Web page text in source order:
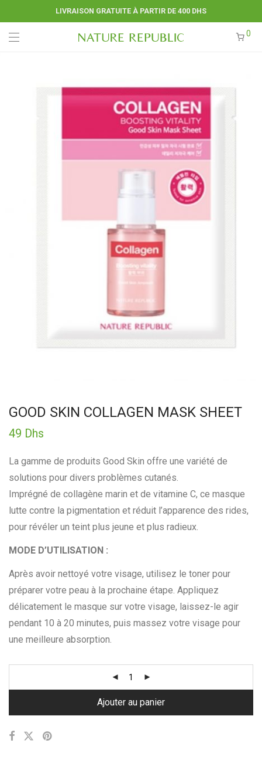
LIVRAISON GRATUITE À PARTIR DE 400 DHS
0
GOOD SKIN COLLAGEN MASK SHEET
49 Dhs
La gamme de produits Good Skin offre une variété de
solutions pour divers problèmes cutanés.
Imprégné de collagène marin et de vitamine C, ce masque
lutte contre la pigmentation et réduit l’apparence des rides,
pour révéler un teint plus jeune et plus radieux.
MODE D’UTILISATION :
Après avoir nettoyé votre visage, utilisez le toner pour
préparer votre peau à la prochaine étape. Appliquez
délicatement le masque sur votre visage, laissez-le agir
pendant 10 à 20 minutes, puis massez votre visage pour
une meilleure absorption.
Ajouter au panier